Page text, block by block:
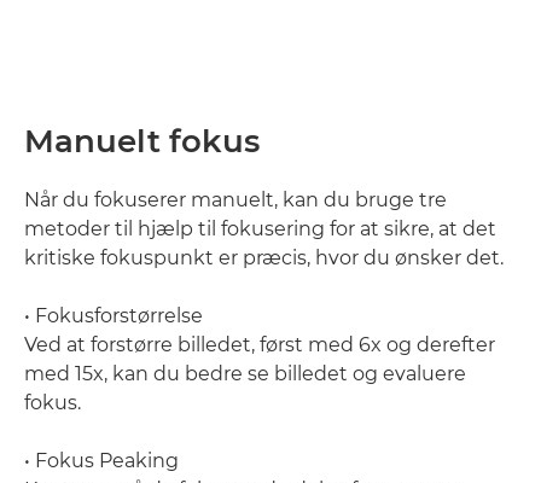
Manuelt fokus
Når du fokuserer manuelt, kan du bruge tre
metoder til hjælp til fokusering for at sikre, at det
kritiske fokuspunkt er præcis, hvor du ønsker det.
• Fokusforstørrelse
Ved at forstørre billedet, først med 6x og derefter
med 15x, kan du bedre se billedet og evaluere
fokus.
• Fokus Peaking